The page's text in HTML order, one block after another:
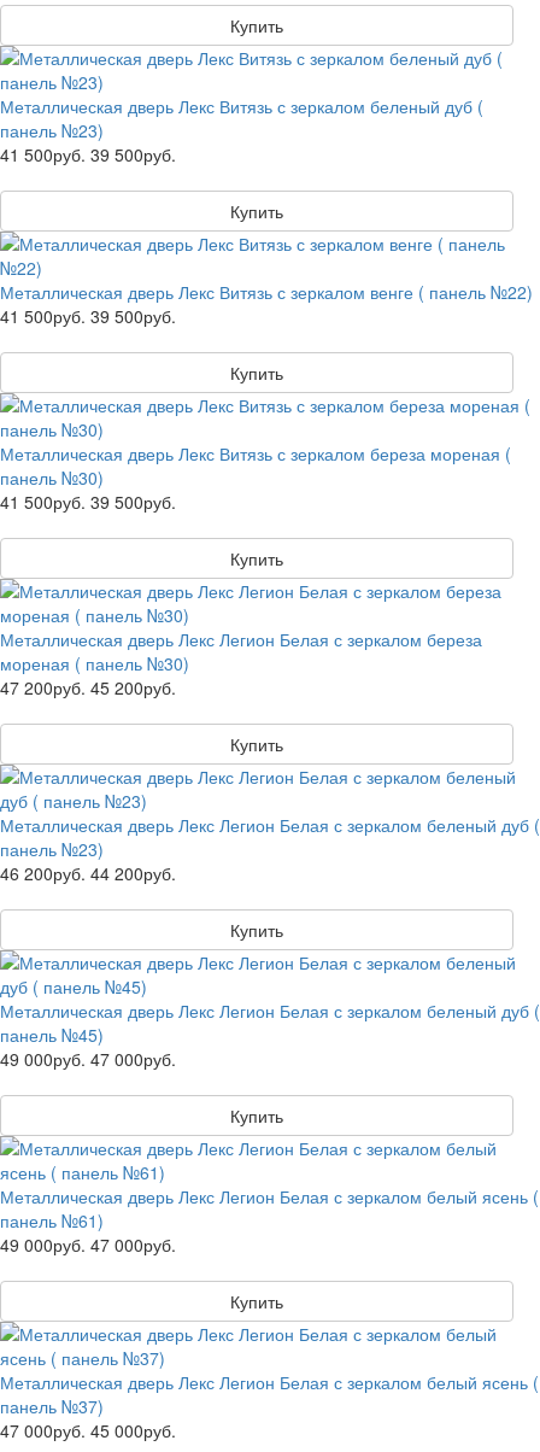
Купить
Металлическая дверь Лекс Витязь с зеркалом беленый дуб (
панель №23)
41 500руб. 39 500руб.
Купить
Металлическая дверь Лекс Витязь с зеркалом венге ( панель №22)
41 500руб. 39 500руб.
Купить
Металлическая дверь Лекс Витязь с зеркалом береза мореная (
панель №30)
41 500руб. 39 500руб.
Купить
Металлическая дверь Лекс Легион Белая с зеркалом береза
мореная ( панель №30)
47 200руб. 45 200руб.
Купить
Металлическая дверь Лекс Легион Белая с зеркалом беленый дуб (
панель №23)
46 200руб. 44 200руб.
Купить
Металлическая дверь Лекс Легион Белая с зеркалом беленый дуб (
панель №45)
49 000руб. 47 000руб.
Купить
Металлическая дверь Лекс Легион Белая с зеркалом белый ясень (
панель №61)
49 000руб. 47 000руб.
Купить
Металлическая дверь Лекс Легион Белая с зеркалом белый ясень (
панель №37)
47 000руб. 45 000руб.